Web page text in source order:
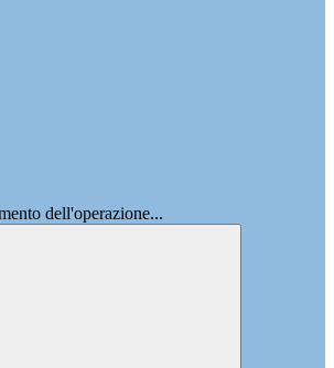
dell'operazione...